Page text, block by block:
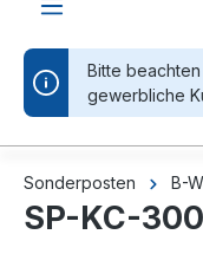
Bitte
gewerbliche
Sonderposten B-
SP-KC-